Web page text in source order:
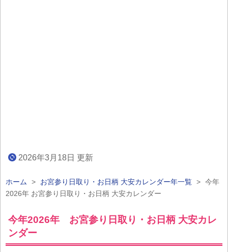
2026年3月18日 更新
ホーム > お宮参り日取り・お日柄 大安カレンダー年一覧 > 今年
2026年 お宮参り日取り・お日柄 大安カレンダー
今年2026年 お宮参り日取り・お日柄 大安カレ
ンダー